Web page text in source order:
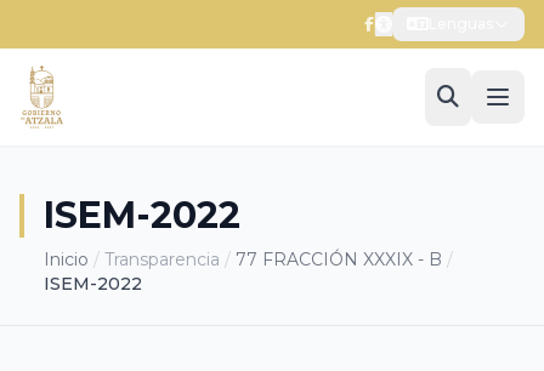
ISEM-2022
Inicio / Transparencia / 77 FRACCIÓN XXXIX - B /
ISEM-2022